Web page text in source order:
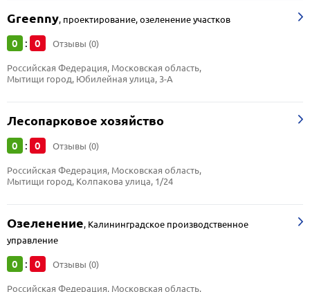
Greenny, проектирование, озеленение участков
0 : 0 Отзывы (0)
Российская Федерация, Московская область,
Мытищи город, Юбилейная улица, 3-А
Лесопарковое хозяйство
0 : 0 Отзывы (0)
Российская Федерация, Московская область,
Мытищи город, Колпакова улица, 1/24
Озеленение, Калининградское производственное
управление
0 : 0 Отзывы (0)
Российская Федерация, Московская область,